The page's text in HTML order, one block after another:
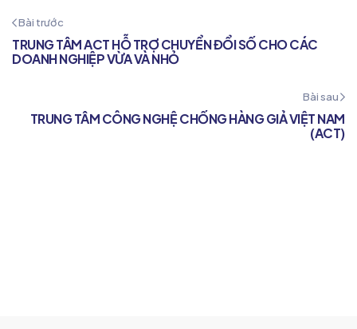
Bài trước
TRUNG TÂM ACT HỖ TRỢ CHUYỂN ĐỔI SỐ CHO CÁC
DOANH NGHIỆP VỪA VÀ NHỎ
Bài sau
TRUNG TÂM CÔNG NGHỆ CHỐNG HÀNG GIẢ VIỆT NAM
(ACT)